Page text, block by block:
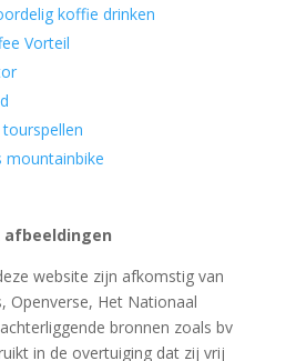
koffie drinken
Vorteil
tourspellen
mountainbike
afbeeldingen
website zijn afkomstig van
Openverse, Het Nationaal
bronnen zoals bv
in de overtuiging dat zij vrij